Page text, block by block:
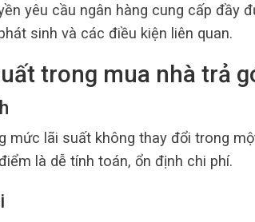
yêu cầu ngân hàng cung cấp đầy
sinh và các điều kiện liên quan.
trong mua nhà trả
mức lãi suất không thay đổi trong
là dễ tính toán, ổn định chi phí.